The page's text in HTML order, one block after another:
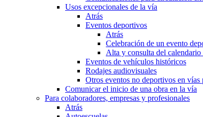
Usos excepcionales de la vía
Atrás
Eventos deportivos
Atrás
Celebración de un evento
Alta y consulta del calendario
Eventos de vehículos históricos
Rodajes audiovisuales
Otros eventos no deportivos en vías
Comunicar el inicio de una obra en la vía
Para colaboradores, empresas y profesionales
Atrás